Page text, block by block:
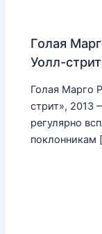
Голая
Уолл-
Голая Марго
стрит», 2013
регулярно
поклонникам